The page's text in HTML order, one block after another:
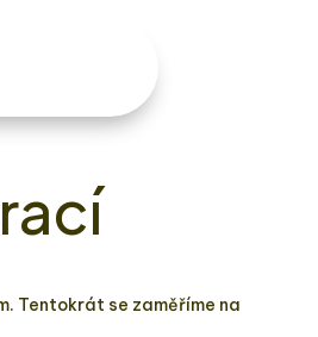
Tentokrát se zaměříme na